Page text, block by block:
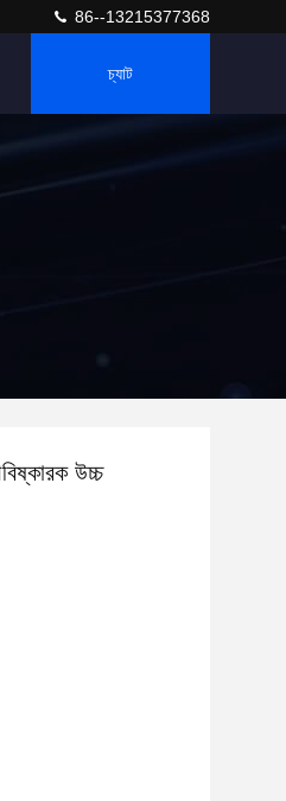
86--13215377368
চ্যাট
উচ্চ